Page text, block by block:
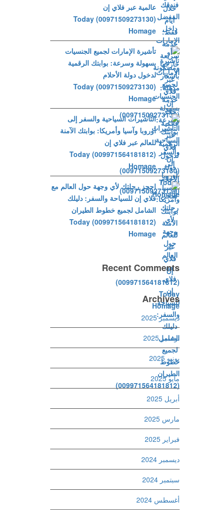
عالمية عبر فلاي إن
(00971509273130) Today
Homage
تأشيرة الإمارات لجميع الجنسيات
بسهولة وسرعة: بوابتك الرقمية
لدخول دولة الأحلام
(00971509273130) Today
Homage
التأشيرات السياحية والسفر إلى
أوروبا وآسيا وأمريكا: بوابتك الآمنة
للعالم عبر فلاي إن
(009971564181812) Today
Homage
احجز رحلتك لأي وجهة حول العالم مع
فلاي إن للسياحة والسفر: دليلك
الشامل لجميع خطوط الطيران
(009971564181812) Today
Homage
Recent Comments
Archives
ديسمبر 2025
نوفمبر 2025
يونيو 2025
مايو 2025
أبريل 2025
مارس 2025
فبراير 2025
ديسمبر 2024
سبتمبر 2024
أغسطس 2024